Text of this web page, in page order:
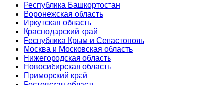
Республика Башкортостан
Воронежская область
Иркутская область
Краснодарский край
Республика Крым и Севастополь
Москва и Московская область
Нижегородская область
Новосибирская область
Приморский край